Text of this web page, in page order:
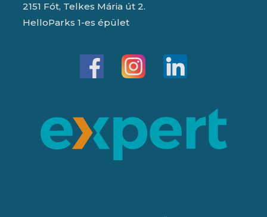
2151 Fót, Telkes Mária út 2.
HelloParks 1-es épület